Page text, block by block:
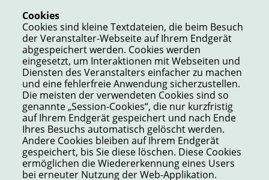
Cookies
Cookies sind kleine Textdateien, die beim Besuch
der Veranstalter-Webseite auf Ihrem Endgerät
abgespeichert werden. Cookies werden
eingesetzt, um Interaktionen mit Webseiten und
Diensten des Veranstalters einfacher zu machen
und eine fehlerfreie Anwendung sicherzustellen.
Die meisten der verwendeten Cookies sind so
genannte „Session-Cookies“, die nur kurzfristig
auf Ihrem Endgerät gespeichert und nach Ende
Ihres Besuchs automatisch gelöscht werden.
Andere Cookies bleiben auf Ihrem Endgerät
gespeichert, bis Sie diese löschen. Diese Cookies
ermöglichen die Wiedererkennung eines Users
bei erneuter Nutzung der Web-Applikation.